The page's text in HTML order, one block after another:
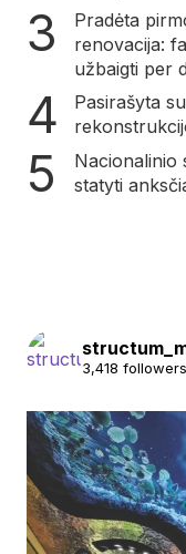
Pradėta
renovacija:
užbaigti per
Pasirašyta
Nacionalinio
statyti
3,418 followers